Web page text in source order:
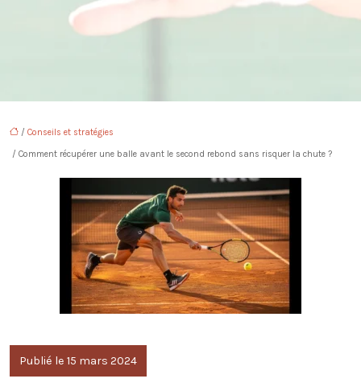
/ Conseils et stratégies
/ Comment récupérer une balle avant le second rebond sans risquer la chute ?
Publié le 15 mars 2024